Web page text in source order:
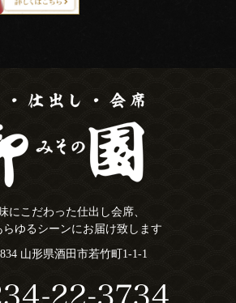
にこだわった仕出し会席、
らゆるシーンにお届け致します
山形県酒田市若竹町1-1-1